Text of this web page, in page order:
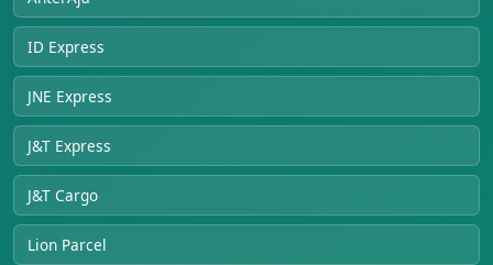
ID Express
JNE Express
J&T Express
J&T Cargo
Lion Parcel